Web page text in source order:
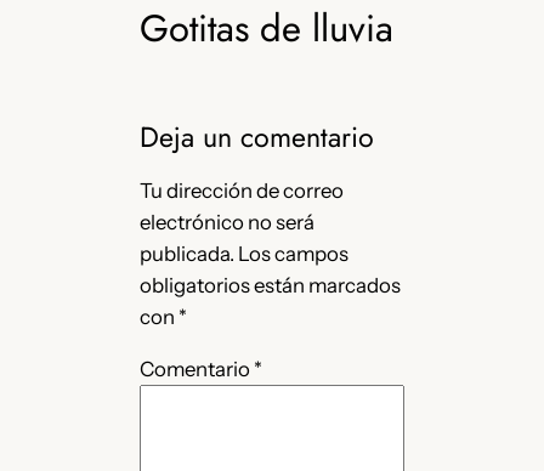
Gotitas de lluvia
Deja un comentario
Tu dirección de correo
electrónico no será
publicada. Los campos
obligatorios están marcados
con *
Comentario *